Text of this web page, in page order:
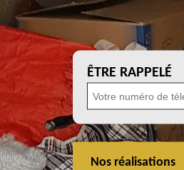
ÊTRE RAPPELÉ
Nos réalisations